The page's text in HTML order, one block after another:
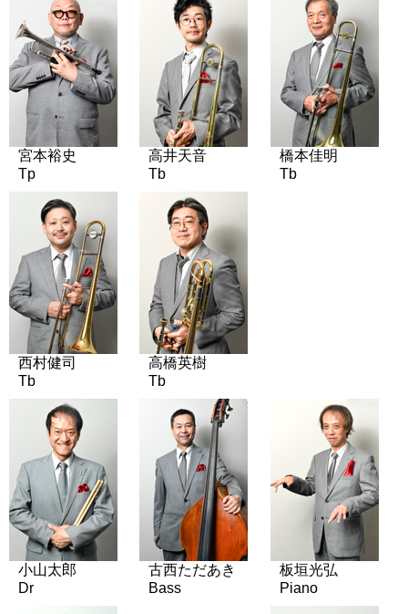
宮本裕史
Tp
高井天音
Tb
橋本佳明
Tb
西村健司
Tb
高橋英樹
Tb
小山太郎
Dr
古西ただあき
Bass
板垣光弘
Piano